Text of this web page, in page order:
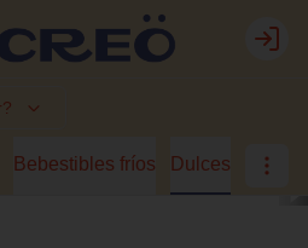
Login
Bebestibles fríos Dulces